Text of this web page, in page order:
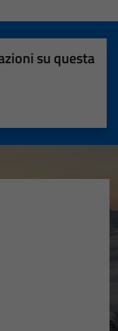
su questa